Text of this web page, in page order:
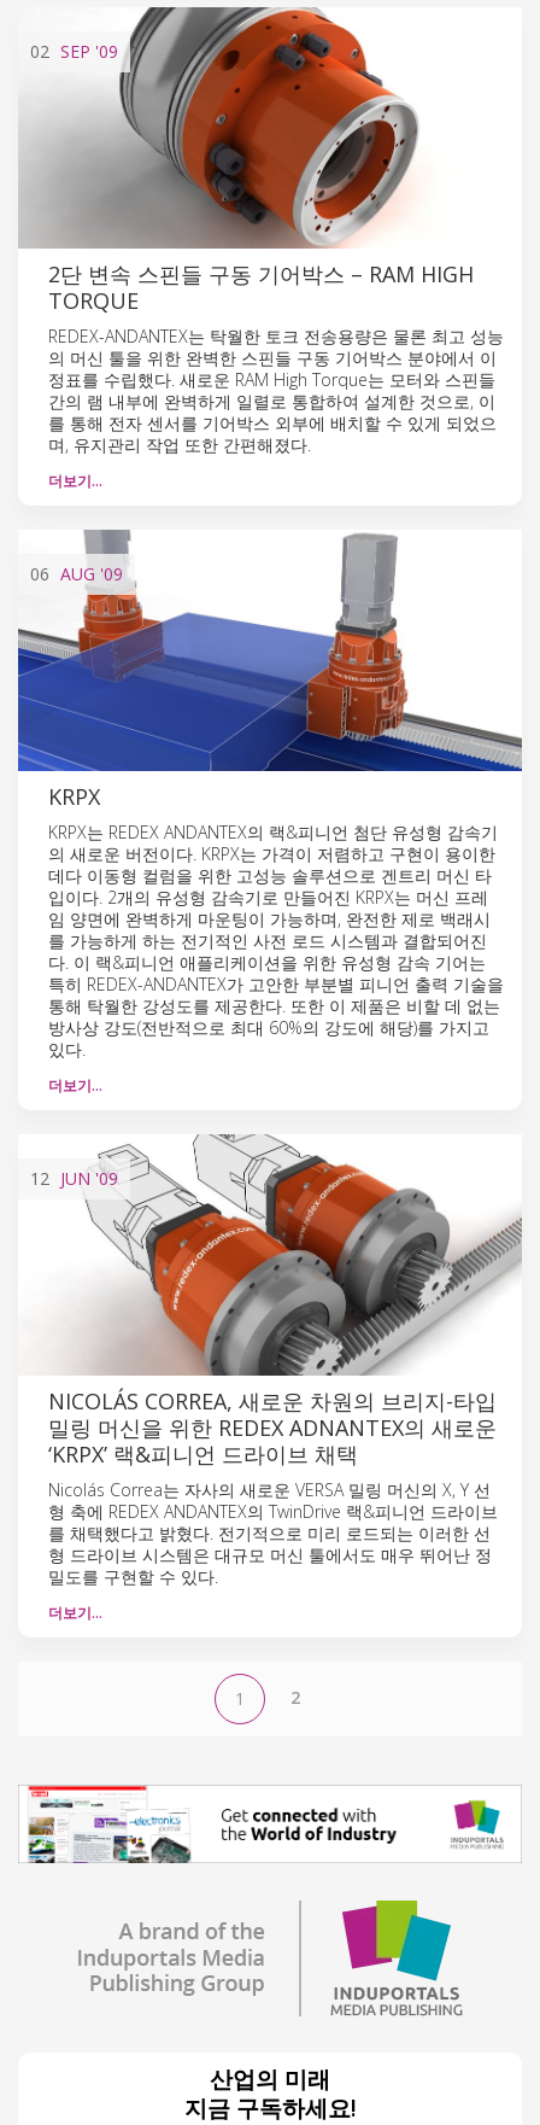
02 SEP '09
2단 변속 스핀들 구동 기어박스 – RAM HIGH
TORQUE
REDEX-ANDANTEX는 탁월한 토크 전송용량은 물론 최고 성능
의 머신 툴을 위한 완벽한 스핀들 구동 기어박스 분야에서 이
정표를 수립했다. 새로운 RAM High Torque는 모터와 스핀들
간의 램 내부에 완벽하게 일렬로 통합하여 설계한 것으로, 이
를 통해 전자 센서를 기어박스 외부에 배치할 수 있게 되었으
며, 유지관리 작업 또한 간편해졌다.
더보기…
06 AUG '09
KRPX
KRPX는 REDEX ANDANTEX의 랙&피니언 첨단 유성형 감속기
의 새로운 버전이다. KRPX는 가격이 저렴하고 구현이 용이한
데다 이동형 컬럼을 위한 고성능 솔루션으로 겐트리 머신 타
입이다. 2개의 유성형 감속기로 만들어진 KRPX는 머신 프레
임 양면에 완벽하게 마운팅이 가능하며, 완전한 제로 백래시
를 가능하게 하는 전기적인 사전 로드 시스템과 결합되어진
다. 이 랙&피니언 애플리케이션을 위한 유성형 감속 기어는
특히 REDEX-ANDANTEX가 고안한 부분별 피니언 출력 기술을
통해 탁월한 강성도를 제공한다. 또한 이 제품은 비할 데 없는
방사상 강도(전반적으로 최대 60%의 강도에 해당)를 가지고
있다.
더보기…
12 JUN '09
NICOLÁS CORREA, 새로운 차원의 브리지-타입
밀링 머신을 위한 REDEX ADNANTEX의 새로운
‘KRPX’ 랙&피니언 드라이브 채택
Nicolás Correa는 자사의 새로운 VERSA 밀링 머신의 X, Y 선
형 축에 REDEX ANDANTEX의 TwinDrive 랙&피니언 드라이브
를 채택했다고 밝혔다. 전기적으로 미리 로드되는 이러한 선
형 드라이브 시스템은 대규모 머신 툴에서도 매우 뛰어난 정
밀도를 구현할 수 있다.
더보기…
1 2
산업의 미래
지금 구독하세요!